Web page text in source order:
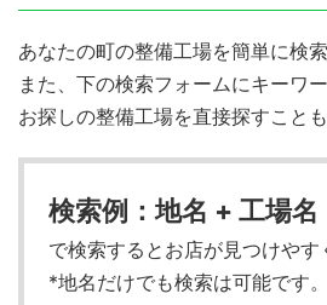
あなたの町の整備工場を簡単に検
また、下の検索フォームにキーワ
お探しの整備工場を直接探すことも
検索例：地名 + 工場名
で検索するとお店が見つけやす
*地名だけでも検索は可能です。